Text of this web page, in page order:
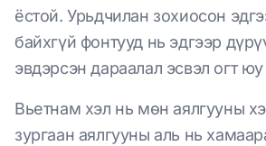
ёстой. Урьдчилан зохиосон
байхгүй фонтууд нь эдгээр
эвдэрсэн дараалал эсвэл огт
Вьетнам хэл нь мөн аялгууны
зургаан аялгууны аль нь